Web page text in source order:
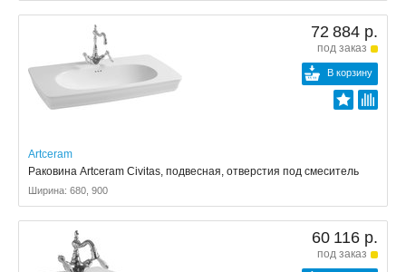
72 884 р.
под заказ
В корзину
Artceram
Раковина Artceram Civitas, подвесная, отверстия под смеситель
Ширина: 680, 900
60 116 р.
под заказ